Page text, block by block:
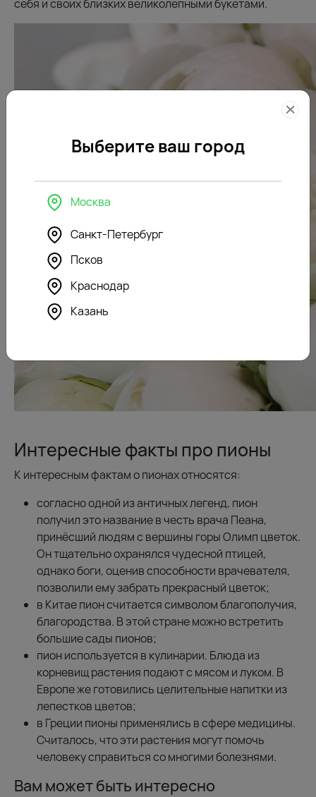
себя и своих близких великолепными букетами.
Интересные факты про пионы
К интересным фактам о пионах относятся:
согласно одной из античных легенд, пион
получил это название в честь врача Пеана,
принёсший людям с вершины горы Олимп цветок.
Он тщательно охранялся чудесной птицей,
однако боги, оценив способности врачевателя,
позволили ему забрать прекрасный цветок;
в Китае пион считается символом благополучия,
благородства. В этой стране можно встретить
большие сады пионов;
пион используется в кулинарии. Блюда из
корневищ растения подают с мясом и луком. В
Европе же готовились целительные напитки из
лепестков цветов;
в Греции пионы применялись в сфере медицины.
Считалось, что эти растения могут помочь
человеку справиться со многими болезнями.
Вам может быть интересно
Выберите ваш город
Москва
Санкт-Петербург
Псков
Краснодар
Казань